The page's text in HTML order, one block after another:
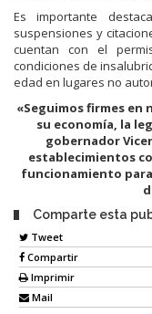
Es importante
suspensiones y
cuentan con el
condiciones de
edad en lugares no
«Seguimos firmes en
su economía, la
gobernador
establecimientos
funcionamiento
Comparte esta
Tweet
Compartir
Imprimir
Mail